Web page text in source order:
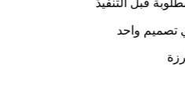
قبل التنفيذ
تصميم واحد